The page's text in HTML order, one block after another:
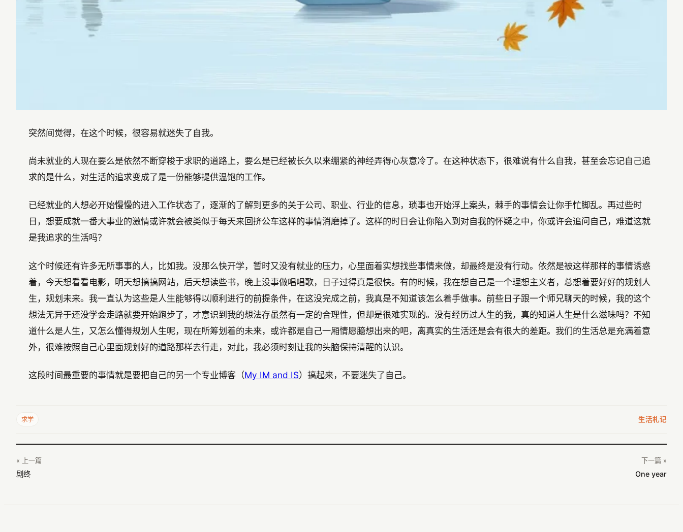
突然间觉得，在这个时候，很容易就迷失了自我。
尚未就业的人现在要么是依然不断穿梭于求职的道路上，要么是已经被长久以来绷紧的神经弄得心灰意冷了。在这种状态下，很难说有什么自我，甚至会忘记自己追
求的是什么，对生活的追求变成了是一份能够提供温饱的工作。
已经就业的人想必开始慢慢的进入工作状态了，逐渐的了解到更多的关于公司、职业、行业的信息，琐事也开始浮上案头，棘手的事情会让你手忙脚乱。再过些时
日，想要成就一番大事业的激情或许就会被类似于每天来回挤公车这样的事情消磨掉了。这样的时日会让你陷入到对自我的怀疑之中，你或许会追问自己，难道这就
是我追求的生活吗？
这个时候还有许多无所事事的人，比如我。没那么快开学，暂时又没有就业的压力，心里面着实想找些事情来做，却最终是没有行动。依然是被这样那样的事情诱惑
着，今天想看看电影，明天想搞搞网站，后天想读些书，晚上没事做唱唱歌，日子过得真是很快。有的时候，我在想自己是一个理想主义者，总想着要好好的规划人
生，规划未来。我一直认为这些是人生能够得以顺利进行的前提条件，在这没完成之前，我真是不知道该怎么着手做事。前些日子跟一个师兄聊天的时候，我的这个
想法无异于还没学会走路就要开始跑步了，才意识到我的想法存虽然有一定的合理性，但却是很难实现的。没有经历过人生的我，真的知道人生是什么滋味吗？不知
道什么是人生，又怎么懂得规划人生呢，现在所筹划着的未来，或许都是自己一厢情愿臆想出来的吧，离真实的生活还是会有很大的差距。我们的生活总是充满着意
外，很难按照自己心里面规划好的道路那样去行走，对此，我必须时刻让我的头脑保持清醒的认识。
这段时间最重要的事情就是要把自己的另一个专业博客（My IM and IS）搞起来，不要迷失了自己。
求学 生活札记
« 上一篇
剧终
下一篇 »
One year